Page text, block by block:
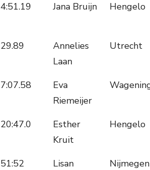
4:51.19 Jana Bruijn Hengelo
29.89
Annelies
Laan
Utrecht
7:07.58
Eva
Riemeijer
20:47.0
Esther
Kruit
Hengelo
51:52
Lisan
Nijmegen